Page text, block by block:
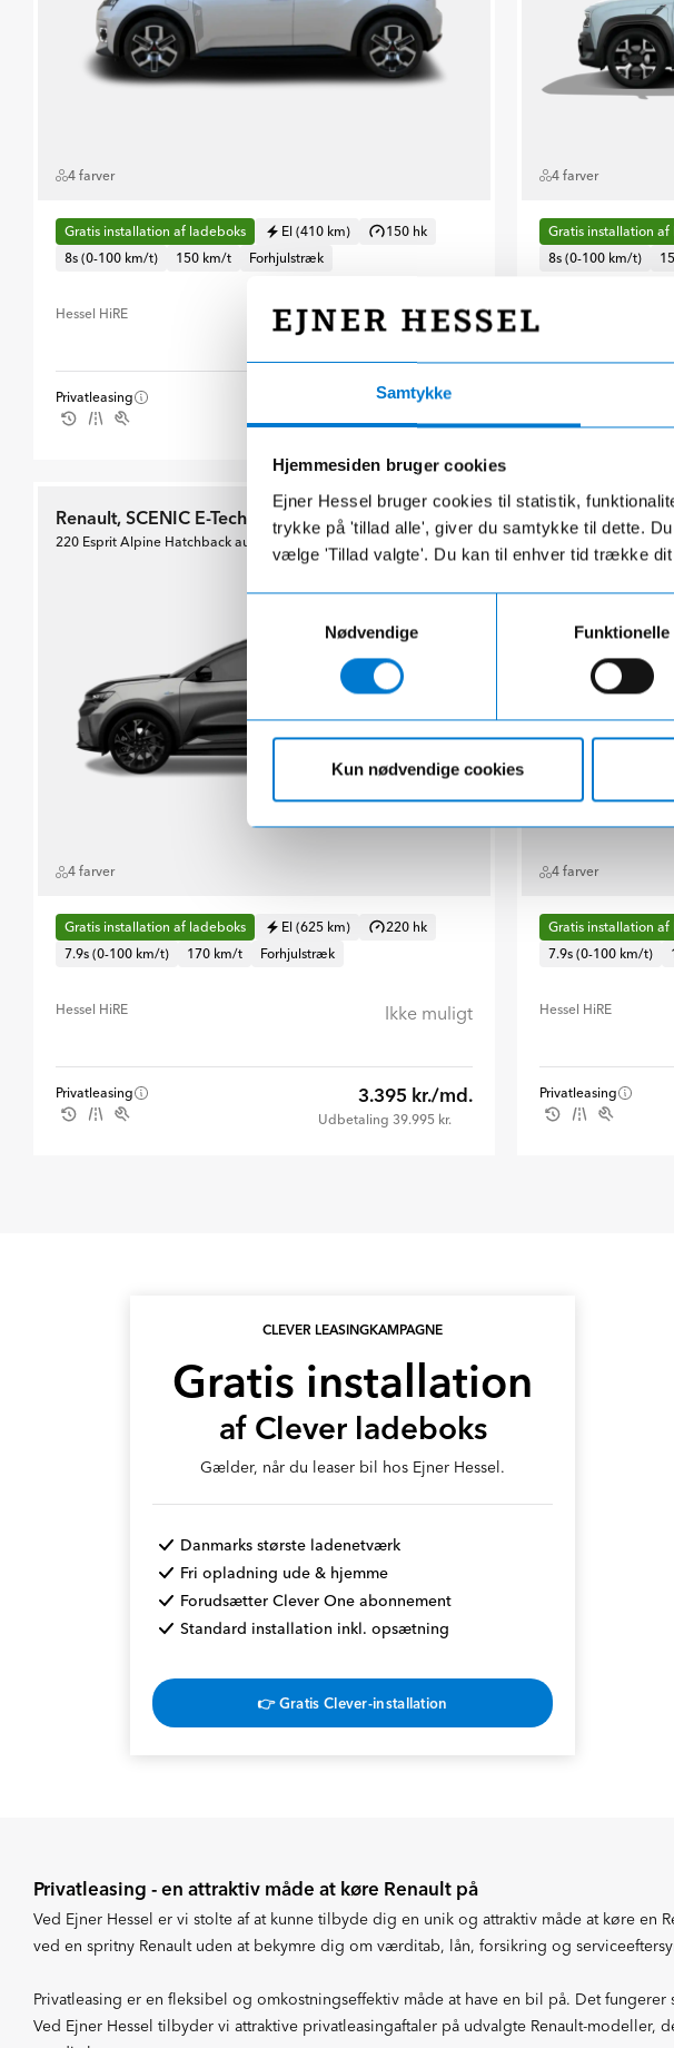
Samtykke
Hjemmesiden bruger cookies
Ejner Hessel bruger cookies til statistik,
trykke på 'tillad alle', giver du samtykke til dette.
vælge 'Tillad valgte'. Du kan til enhver tid trække
Nødvendige
Funktionelle
Kun nødvendige cookies
4 farver
Gratis installation af ladeboks El (410 km)
150 hk
8s (0-100 km/t)
150 km/t Forhjulstræk
Hessel HiRE Ikke muligt
Privatleasing 2.795 kr./md.
Udbetaling 14.995 kr.
4 farver
Gratis installation af
8s (0-100 km/t)
Renault, SCENIC E-Tech Electric
220 Esprit Alpine Hatchback aut.
4 farver
Gratis installation af ladeboks El (625 km)
220 hk
7.9s (0-100 km/t)
170 km/t Forhjulstræk
Hessel HiRE Ikke muligt
Privatleasing 3.395 kr./md.
Udbetaling 39.995 kr.
Renault,
220 Iconic Hatchback
4 farver
Gratis installation af
7.9s (0-100 km/t)
Hessel HiRE
Privatleasing
CLEVER LEASINGKAMPAGNE
Gratis installation
af Clever ladeboks
Gælder, når du leaser bil hos Ejner Hessel.
Danmarks største ladenetværk
Fri opladning ude & hjemme
Forudsætter Clever One abonnement
Standard installation inkl. opsætning
👉 Gratis Clever-installation
Privatleasing - en attraktiv måde at køre Renault på
Ved Ejner Hessel er vi stolte af at kunne tilbyde dig en unik og attraktiv måde at køre
ved en spritny Renault uden at bekymre dig om værditab, lån, forsikring og
Privatleasing er en fleksibel og omkostningseffektiv måde at have en bil på. Det
Ved Ejner Hessel tilbyder vi attraktive privatleasingaftaler på udvalgte Renault-